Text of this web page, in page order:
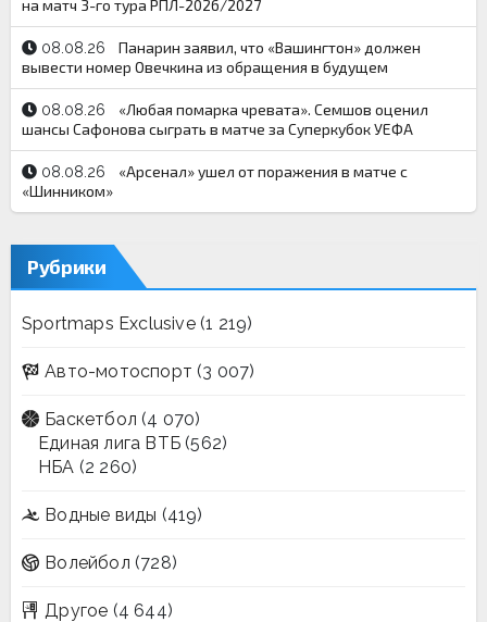
на матч 3-го тура РПЛ-2026/2027
08.08.26
Панарин заявил, что «Вашингтон» должен
вывести номер Овечкина из обращения в будущем
08.08.26
«Любая помарка чревата». Семшов оценил
шансы Сафонова сыграть в матче за Суперкубок УЕФА
08.08.26
«Арсенал» ушел от поражения в матче с
«Шинником»
Рубрики
Sportmaps Exclusive(1 219)
Авто-мотоспорт (3 007)
Баскетбол (4 070)
Единая лига ВТБ (562)
НБА (2 260)
Водные виды (419)
Волейбол (728)
Другое (4 644)